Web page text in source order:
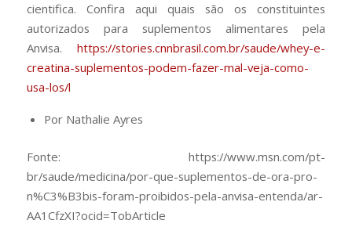
cientifica. Confira aqui quais são os constituintes
autorizados para suplementos alimentares pela
Anvisa.https://stories.cnnbrasil.com.br/saude/whey-e-
creatina-suplementos-podem-fazer-mal-veja-como-
usa-los/l
Por Nathalie Ayres
Fonte: https://www.msn.com/pt-
br/saude/medicina/por-que-suplementos-de-ora-pro-
n%C3%B3bis-foram-proibidos-pela-anvisa-entenda/ar-
AA1CfzXI?ocid=TobArticle